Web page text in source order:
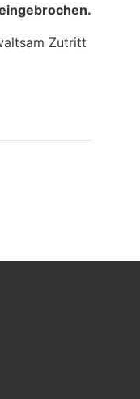
Zutritt